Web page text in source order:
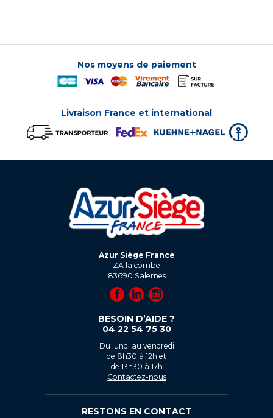
Nos moyens de paiement
Livraison France et international
Azur Siège France
ZA la combe
83690 Salernes
BESOIN D’AIDE ?
04 22 54 75 30
Du lundi au vendredi
de 8h30 à 12h et
de 13h30 à 17h
Contactez-nous
RESTONS EN CONTACT